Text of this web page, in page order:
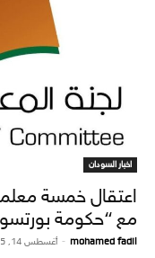
اخبار السودان
اعتقال خمسة
مع “حكومة
mohamed fadil
- أغسطس 14, 2025